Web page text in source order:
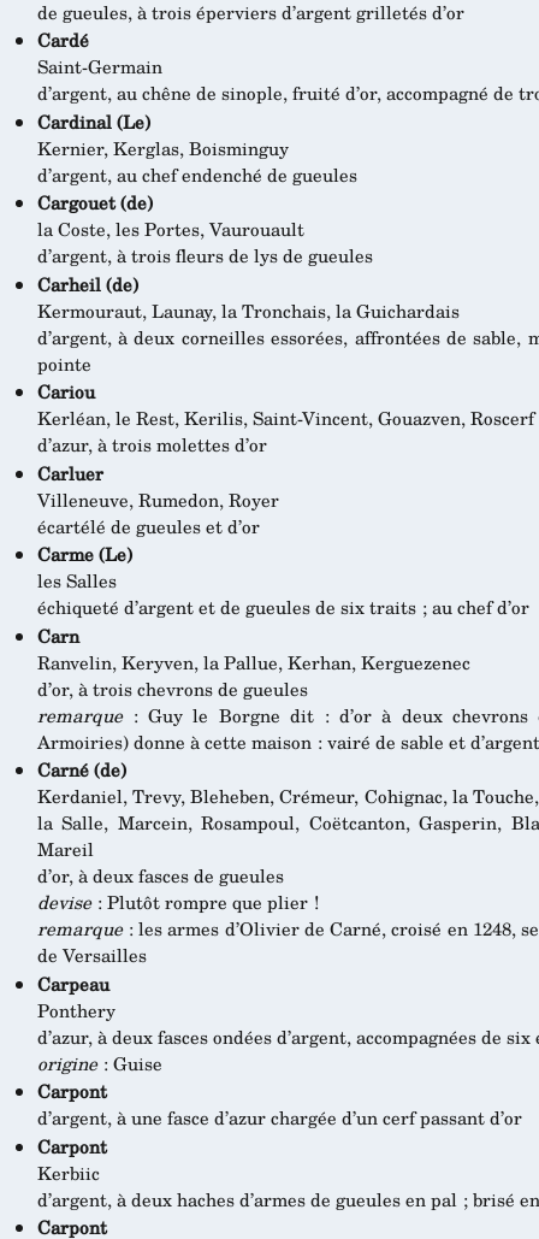
de gueules, à trois éperviers d’argent grilletés d’or
Cardé
Saint-Germain
d’argent, au chêne de sinople, fruité d’or, accompagné de
Cardinal (Le)
Kernier, Kerglas, Boisminguy
d’argent, au chef endenché de gueules
Cargouet (de)
la Coste, les Portes, Vaurouault
d’argent, à trois fleurs de lys de gueules
Carheil (de)
Kermouraut, Launay, la Tronchais, la Guichardais
d’argent, à deux corneilles essorées, affrontées de sable,
pointe
Cariou
Kerléan, le Rest, Kerilis, Saint-Vincent, Gouazven, Roscerf
d’azur, à trois molettes d’or
Carluer
Villeneuve, Rumedon, Royer
écartélé de gueules et d’or
Carme (Le)
les Salles
échiqueté d’argent et de gueules de six traits ; au chef d’or
Carn
Ranvelin, Keryven, la Pallue, Kerhan, Kerguezenec
d’or, à trois chevrons de gueules
remarque: Guy le Borgne dit : d’or à deux chevrons
Armoiries) donne à cette maison : vairé de sable et d’argent
Carné (de)
Kerdaniel, Trevy, Bleheben, Crémeur, Cohignac, la
la Salle, Marcein, Rosampoul, Coëtcanton, Gasperin,
Mareil
d’or, à deux fasces de gueules
devise: Plutôt rompre que plier !
remarque: les armes d’Olivier de Carné, croisé en 1248,
de Versailles
Carpeau
Ponthery
d’azur, à deux fasces ondées d’argent, accompagnées de
origine: Guise
Carpont
d’argent, à une fasce d’azur chargée d’un cerf passant d’or
Carpont
Kerbiic
d’argent, à deux haches d’armes de gueules en pal ; brisé
Carpont